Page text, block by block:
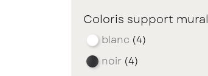
Coloris support mural
blanc (4)
noir (4)